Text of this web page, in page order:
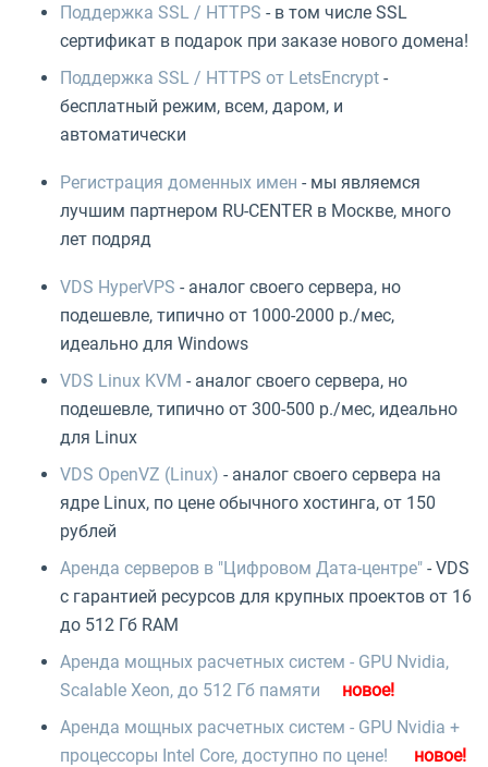
Поддержка SSL / HTTPS - в том числе SSL
сертификат в подарок при заказе нового домена!
Поддержка SSL / HTTPS от LetsEncrypt -
бесплатный режим, всем, даром, и
автоматически
Регистрация доменных имен - мы являемся
лучшим партнером RU-CENTER в Москве, много
лет подряд
VDS HyperVPS - аналог своего сервера, но
подешевле, типично от 1000-2000 р./мес,
идеально для Windows
VDS Linux KVM - аналог своего сервера, но
подешевле, типично от 300-500 р./мес, идеально
для Linux
VDS OpenVZ (Linux) - аналог своего сервера на
ядре Linux, по цене обычного хостинга, от 150
рублей
Аренда серверов в "Цифровом Дата-центре" - VDS
с гарантией ресурсов для крупных проектов от 16
до 512 Гб RAM
Аренда мощных расчетных систем - GPU Nvidia,
Scalable Xeon, до 512 Гб памяти
Аренда мощных расчетных систем - GPU Nvidia +
процессоры Intel Core, доступно по цене!